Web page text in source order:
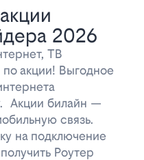
2026
ТВ
акции! Выгодное
Акции билайн —
связь.
на подключение
Роутер